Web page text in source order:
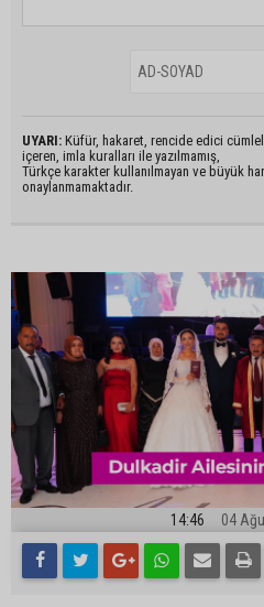
UYARI: Küfür, hakaret, rencide edici
içeren, imla kuralları ile yazılmamış,
Türkçe karakter kullanılmayan ve büyük
onaylanmamaktadır.
14:46 04